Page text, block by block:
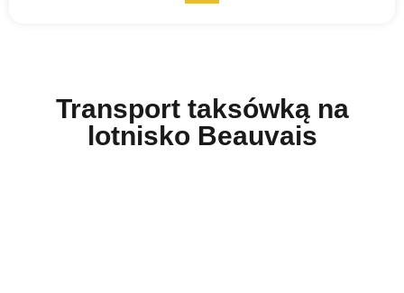
Transport taksówką na
lotnisko Beauvais